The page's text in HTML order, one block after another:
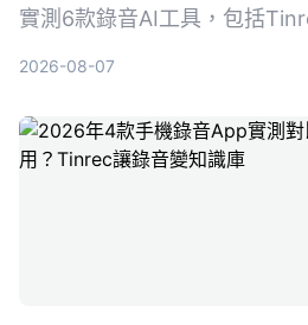
實測6款錄音AI工具，包括
2026-08-07